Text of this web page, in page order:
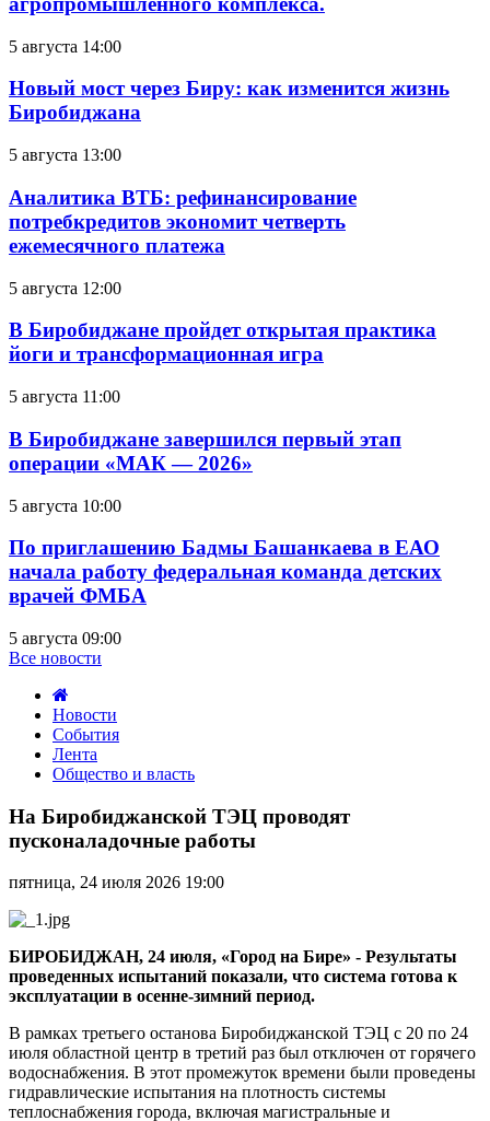
5 августа 14:00
Новый мост через Биру: как изменится жизнь
Биробиджана
5 августа 13:00
Аналитика ВТБ: рефинансирование
потребкредитов экономит четверть
ежемесячного платежа
5 августа 12:00
В Биробиджане пройдет открытая практика
йоги и трансформационная игра
5 августа 11:00
В Биробиджане завершился первый этап
операции «МАК — 2026»
5 августа 10:00
По приглашению Бадмы Башанкаева в ЕАО
начала работу федеральная команда детских
врачей ФМБА
5 августа 09:00
Все новости
Новости
События
Лента
Общество и власть
Биробиджанской
ТЭЦ
проводят
работы
На Биробиджанской ТЭЦ проводят
пусконаладочные работы
пятница, 24 июля 2026 19:00
БИРОБИДЖАН, 24 июля, «Город на Бире» - Результаты
проведенных испытаний показали, что система готова к
эксплуатации в осенне-зимний период.
В рамках третьего останова Биробиджанской ТЭЦ с 20 по 24
июля областной центр в третий раз был отключен от горячего
водоснабжения. В этот промежуток времени были проведены
гидравлические испытания на плотность системы
теплоснабжения города, включая магистральные и